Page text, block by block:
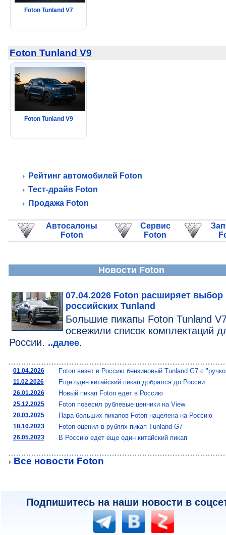
Foton Tunland V7
Foton Tunland V9
Foton Tunland V9
Рейтинг автомобилей Foton
Тест-драйв Foton
Продажа Foton
Автосалоны
Foton
Сервис
Foton
Новости Foton
07.04.2026 Foton расширяет выбор
российских Tunland
Большие пикапы Foton Tunland
освежили список комплектаций
России. ..далее.
01.04.2026 Foton везет в Россию бензиновый Tunland G7 с
11.02.2026 Еще один китайский пикап добрался до России
26.01.2026 Новый пикап Foton едет в Россию
25.12.2025 Foton повесил рублевые ценники на View
20.03.2025 Пара больших пикапов Foton нацелена на Россию
18.10.2023 Foton оценил в рублях пикап Tunland G7
26.05.2023 В Россию едет еще один китайский пикап
Все новости Foton
Подпишитесь на наши новости в